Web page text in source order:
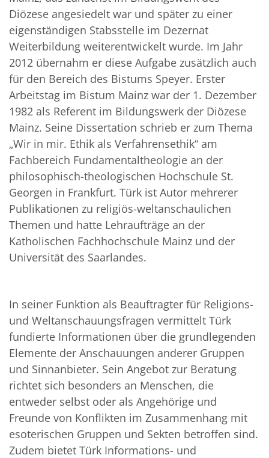
Diözese angesiedelt war und später zu einer
eigenständigen Stabsstelle im Dezernat
Weiterbildung weiterentwickelt wurde. Im Jahr
2012 übernahm er diese Aufgabe zusätzlich auch
für den Bereich des Bistums Speyer. Erster
Arbeitstag im Bistum Mainz war der 1. Dezember
1982 als Referent im Bildungswerk der Diözese
Mainz. Seine Dissertation schrieb er zum Thema
„Wir in mir. Ethik als Verfahrensethik“ am
Fachbereich Fundamentaltheologie an der
philosophisch-theologischen Hochschule St.
Georgen in Frankfurt. Türk ist Autor mehrerer
Publikationen zu religiös-weltanschaulichen
Themen und hatte Lehraufträge an der
Katholischen Fachhochschule Mainz und der
Universität des Saarlandes.
In seiner Funktion als Beauftragter für Religions-
und Weltanschauungsfragen vermittelt Türk
fundierte Informationen über die grundlegenden
Elemente der Anschauungen anderer Gruppen
und Sinnanbieter. Sein Angebot zur Beratung
richtet sich besonders an Menschen, die
entweder selbst oder als Angehörige und
Freunde von Konflikten im Zusammenhang mit
esoterischen Gruppen und Sekten betroffen sind.
Zudem bietet Türk Informations- und